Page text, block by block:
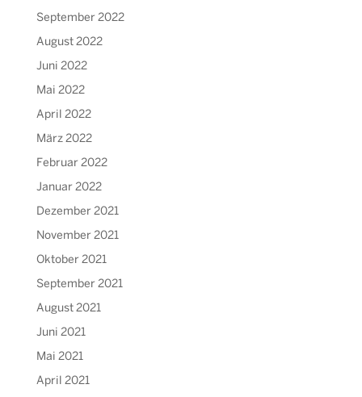
September 2022
August 2022
Juni 2022
Mai 2022
April 2022
März 2022
Februar 2022
Januar 2022
Dezember 2021
November 2021
Oktober 2021
September 2021
August 2021
Juni 2021
Mai 2021
April 2021